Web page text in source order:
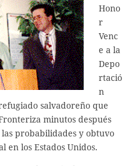
Hono
r
Venc
e a la
Depo
rtació
n
salvadoreño que
minutos después
probabilidades y obtuvo
en los Estados Unidos.